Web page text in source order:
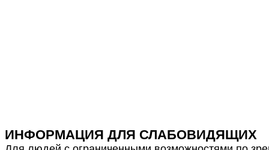
ИНФОРМАЦИЯ ДЛЯ СЛАБОВИДЯЩИХ